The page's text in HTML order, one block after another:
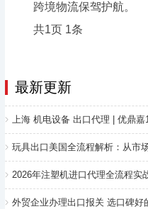
跨境物流保驾护航。
共1页 1条
最新更新
上海 机电设备 出口代理 | 优鼎嘉
玩具出口美国全流程解析：从市
2026年注塑机进口代理全流程实
外贸企业办理出口报关 选口碑好